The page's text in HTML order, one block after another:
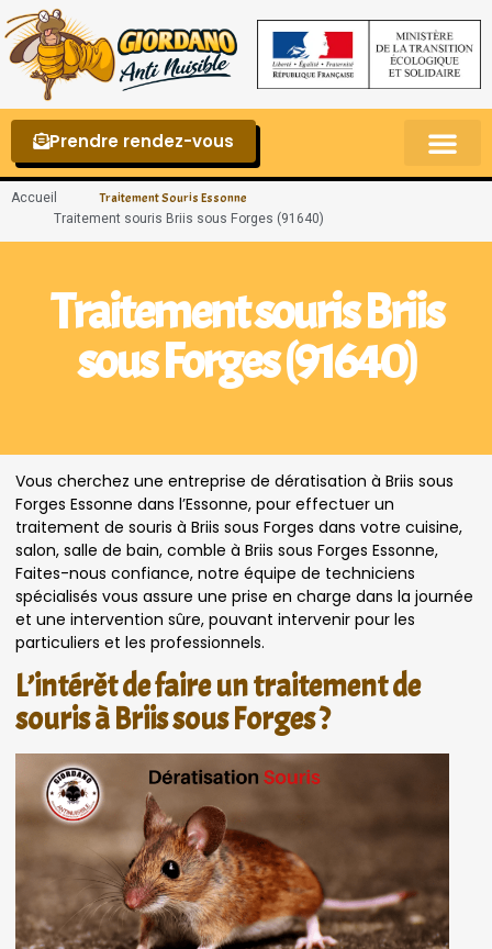
Prendre rendez-vous
Accueil Traitement Souris Essonne
Traitement souris Briis sous Forges (91640)
Traitement souris Briis
sous Forges (91640)
Vous cherchez une entreprise de dératisation à Briis sous
Forges Essonne dans l’Essonne, pour effectuer un
traitement de souris à Briis sous Forges dans votre cuisine,
salon, salle de bain, comble à Briis sous Forges Essonne,
Faites-nous confiance, notre équipe de techniciens
spécialisés vous assure une prise en charge dans la journée
et une intervention sûre, pouvant intervenir pour les
particuliers et les professionnels.
L’intérêt de faire un traitement de
souris à Briis sous Forges ?